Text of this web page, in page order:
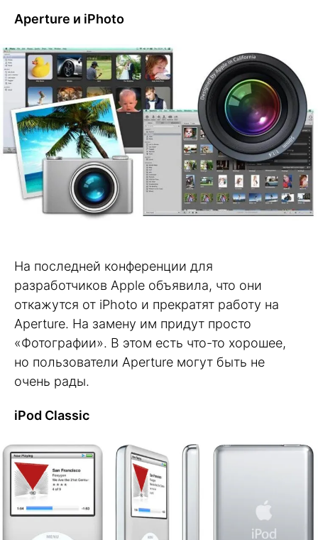
Aperture и iPhoto
На последней конференции для
разработчиков Apple объявила, что они
откажутся от iPhoto и прекратят работу на
Aperture. На замену им придут просто
«Фотографии». В этом есть что-то хорошее,
но пользователи Aperture могут быть не
очень рады.
iPod Classic